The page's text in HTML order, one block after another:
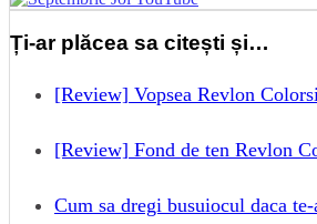
Ți-ar plăcea sa citești și…
[Review] Vopsea Revlon
[Review] Fond de ten Revlon
Cum sa dregi busuiocul daca